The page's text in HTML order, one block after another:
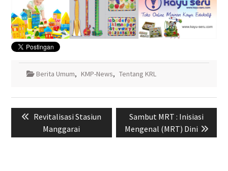
Berita Umum, KMP-News, Tentang KRL
Navigasi
pos
Previous
post:
Revitalisasi Stasiun
Manggarai
Next
post:
Sambut MRT : Inisiasi
Mengenal (MRT) Dini